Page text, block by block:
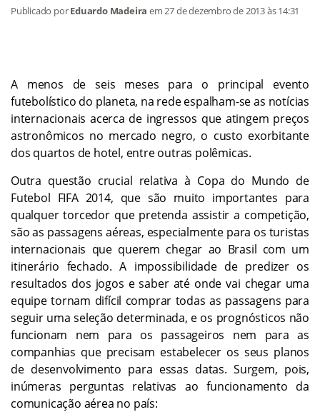
Publicado porEduardo Madeira em27 de dezembro de 2013às 14:31
A menos de seis meses para o principal evento
futebolístico do planeta, na rede espalham-se as notícias
internacionais acerca de ingressos que atingem preços
astronômicos no mercado negro, o custo exorbitante
dos quartos de hotel, entre outras polêmicas.
Outra questão crucial relativa à Copa do Mundo de
Futebol FIFA 2014, que são muito importantes para
qualquer torcedor que pretenda assistir a competição,
são as passagens aéreas, especialmente para os turistas
internacionais que querem chegar ao Brasil com um
itinerário fechado. A impossibilidade de predizer os
resultados dos jogos e saber até onde vai chegar uma
equipe tornam difícil comprar todas as passagens para
seguir uma seleção determinada, e os prognósticos não
funcionam nem para os passageiros nem para as
companhias que precisam estabelecer os seus planos
de desenvolvimento para essas datas. Surgem, pois,
inúmeras perguntas relativas ao funcionamento da
comunicação aérea no país: